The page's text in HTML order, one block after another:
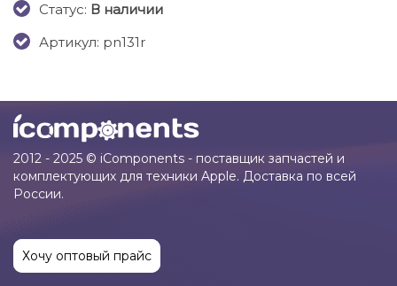
Cтатус: В наличии
Артикул: pn131r
2012 - 2025 © iComponents - поставщик запчастей и
комплектующих для техники Apple. Доставка по всей
России.
Хочу оптовый прайс